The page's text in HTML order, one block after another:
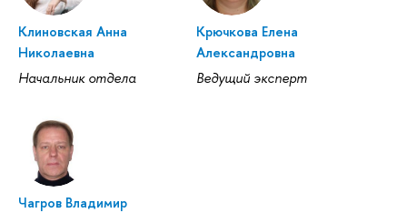
Клиновская Анна
Николаевна
Начальник отдела
Крючкова Елена
Александровна
Ведущий эксперт
Чагров Владимир